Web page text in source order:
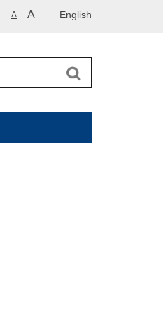
English
A A